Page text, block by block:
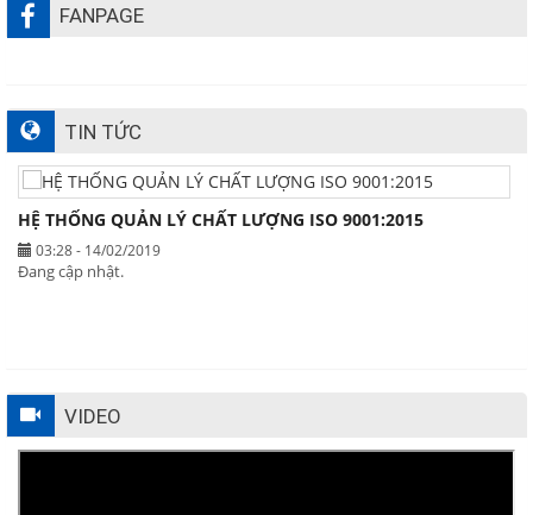
FANPAGE
TIN TỨC
HỆ THỐNG QUẢN LÝ CHẤT LƯỢNG ISO 9001:2015
03:28 - 14/02/2019
Đang cập nhật.
VIDEO